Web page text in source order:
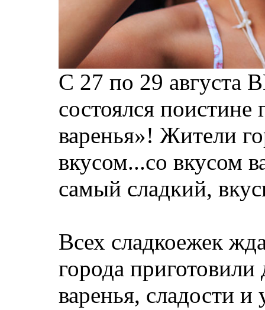
С 27 по 29
состоялся
варенья»! Жители
вкусом...со вкусом
самый сладкий,
Всех сладкоежек
города
варенья, сладости